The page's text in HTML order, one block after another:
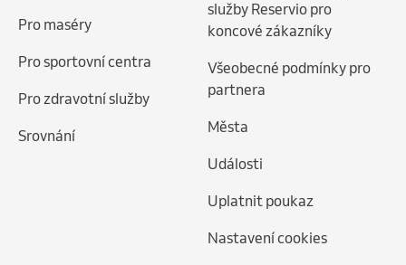
Pro maséry
Pro sportovní centra
Pro zdravotní služby
Srovnání
služby Reservio pro
koncové zákazníky
Všeobecné podmínky pro
partnera
Města
Události
Uplatnit poukaz
Nastavení cookies